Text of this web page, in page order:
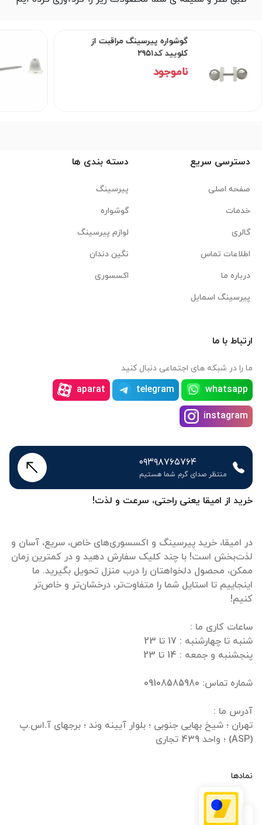
گوشواره پیرسینگ مراقبت از
کلویید کد۲۹۵۱
ناموجود
خرید از امیقا یعنی راحتی، سرعت و لذت!
در امیقا، خرید پیرسینگ و اکسسوری‌های خاص، سریع، آسان و
لذت‌بخش است! با چند کلیک سفارش دهید و در کمترین زمان
ممکن، محصول دلخواهتان را درب منزل تحویل بگیرید. ما
اینجاییم تا استایل شما را متفاوت‌تر، درخشان‌تر و خاص‌تر
تهران ؛ شیخ بهایی جنوبی ؛ بلوار آیینه وند ؛ برجهای آ.اس.پ
(ASP) ؛ واحد 439 تجاری
نمادها
دسترسی سریع
صفحه اصلی
خدمات
گالری
اطلاعات تماس
درباره ما
پیرسینگ اسمایل
دسته بندی ها
پیرسینگ
گوشواره
لوازم پیرسینگ
نگین دندان
اکسسوری
ارتباط با ما
ما را در شبکه های اجتماعی دنبال کنید
whatsapp
telegram
aparat
instagram
۰۹۳۹۸۷۶۵۷۶۴
منتظر صدای گرم شما هستیم